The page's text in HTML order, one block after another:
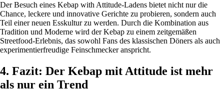
Der Besuch eines Kebap with Attitude-Ladens bietet nicht nur die
Chance, leckere und innovative Gerichte zu probieren, sondern auch
Teil einer neuen Esskultur zu werden. Durch die Kombination aus
Tradition und Moderne wird der Kebap zu einem zeitgemäßen
Streetfood-Erlebnis, das sowohl Fans des klassischen Döners als auch
experimentierfreudige Feinschmecker anspricht.
4. Fazit: Der Kebap mit Attitude ist mehr
als nur ein Trend